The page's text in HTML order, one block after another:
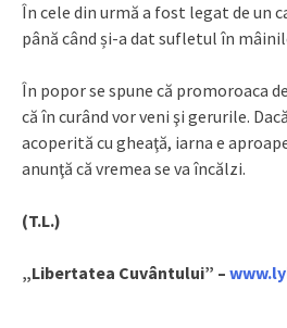
În cele din urmă a fost legat de un
până când și-a dat sufletul în
În popor se spune că promoroaca
că în curând vor veni şi gerurile.
acoperită cu gheaţă, iarna e
anunţă că vremea se va încălzi.
(T.L.)
„Libertatea Cuvântului” –